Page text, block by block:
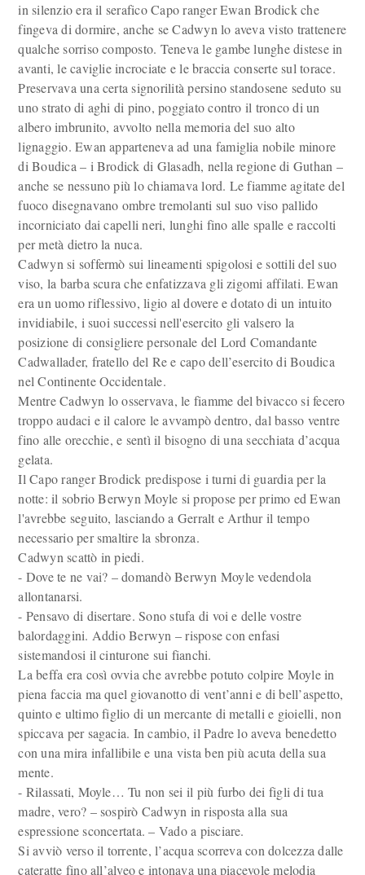
in silenzio era il serafico Capo ranger Ewan Brodick che
fingeva di dormire, anche se Cadwyn lo aveva visto trattenere
qualche sorriso composto. Teneva le gambe lunghe distese in
avanti, le caviglie incrociate e le braccia conserte sul torace.
Preservava una certa signorilità persino standosene seduto su
uno strato di aghi di pino, poggiato contro il tronco di un
albero imbrunito, avvolto nella memoria del suo alto
lignaggio. Ewan apparteneva ad una famiglia nobile minore
di Boudica – i Brodick di Glasadh, nella regione di Guthan –
anche se nessuno più lo chiamava lord. Le fiamme agitate del
fuoco disegnavano ombre tremolanti sul suo viso pallido
incorniciato dai capelli neri, lunghi fino alle spalle e raccolti
per metà dietro la nuca.
Cadwyn si soffermò sui lineamenti spigolosi e sottili del suo
viso, la barba scura che enfatizzava gli zigomi affilati. Ewan
era un uomo riflessivo, ligio al dovere e dotato di un intuito
invidiabile, i suoi successi nell'esercito gli valsero la
posizione di consigliere personale del Lord Comandante
Cadwallader, fratello del Re e capo dell’esercito di Boudica
nel Continente Occidentale.
Mentre Cadwyn lo osservava, le fiamme del bivacco si fecero
troppo audaci e il calore le avvampò dentro, dal basso ventre
fino alle orecchie, e sentì il bisogno di una secchiata d’acqua
gelata.
Il Capo ranger Brodick predispose i turni di guardia per la
notte: il sobrio Berwyn Moyle si propose per primo ed Ewan
l'avrebbe seguito, lasciando a Gerralt e Arthur il tempo
necessario per smaltire la sbronza.
Cadwyn scattò in piedi.
- Dove te ne vai? – domandò Berwyn Moyle vedendola
allontanarsi.
- Pensavo di disertare. Sono stufa di voi e delle vostre
balordaggini. Addio Berwyn – rispose con enfasi
sistemandosi il cinturone sui fianchi.
La beffa era così ovvia che avrebbe potuto colpire Moyle in
piena faccia ma quel giovanotto di vent’anni e di bell’aspetto,
quinto e ultimo figlio di un mercante di metalli e gioielli, non
spiccava per sagacia. In cambio, il Padre lo aveva benedetto
con una mira infallibile e una vista ben più acuta della sua
mente.
- Rilassati, Moyle… Tu non sei il più furbo dei figli di tua
madre, vero? – sospirò Cadwyn in risposta alla sua
espressione sconcertata. – Vado a pisciare.
Si avviò verso il torrente, l’acqua scorreva con dolcezza dalle
cateratte fino all’alveo e intonava una piacevole melodia